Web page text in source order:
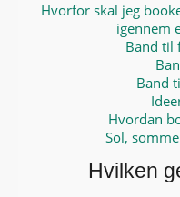
Hvorfor skal jeg
igennem
Band til
Band
Hvordan
Sol,
Hvilken